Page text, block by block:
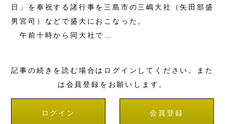
日」を奉祝する諸行事を三島市の三嶋大社（矢田部盛
男宮司）などで盛大におこなった。
午前十時から同大社で…
記事の続きを読む場合はログインしてください。また
は会員登録をお願いします。
ログイン 会員登録